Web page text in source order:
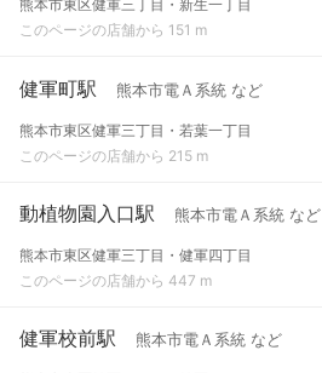
熊本市東区健軍三丁目・新生一丁目
このページの店舗から 151 m
健軍町駅 熊本市電Ａ系統 など
熊本市東区健軍三丁目・若葉一丁目
このページの店舗から 215 m
動植物園入口駅 熊本市電Ａ系統 など
熊本市東区健軍三丁目・健軍四丁目
このページの店舗から 447 m
健軍校前駅 熊本市電Ａ系統 など